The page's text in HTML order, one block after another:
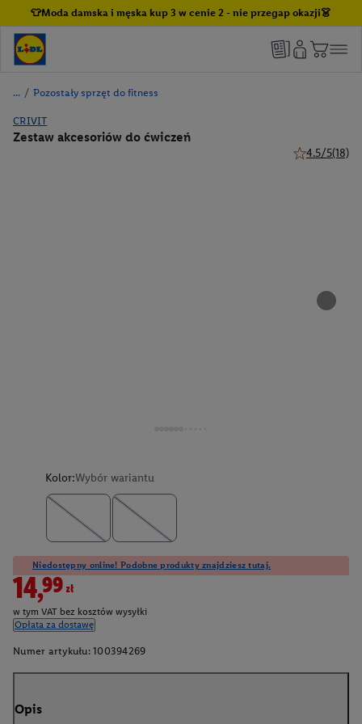
👕Moda damska i męska kup 3 w cenie 2 - nie przegap okazji👗
/ Pozostały sprzęt do fitness
CRIVIT
Zestaw akcesoriów do ćwiczeń
4.5/5(18)
Kolor:Wybór wariantu
Niedostępny online! Podobne produkty znajdziesz tutaj.
14,99zł
w tym VAT bez kosztów wysyłki
Opłata za dostawę
Numer artykułu: 100394269
Opis